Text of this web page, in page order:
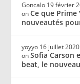
Goncalo 19 février
onCe que
nouveautés
yoyyo 16 juillet 2020
onSofia Carson
beat, le